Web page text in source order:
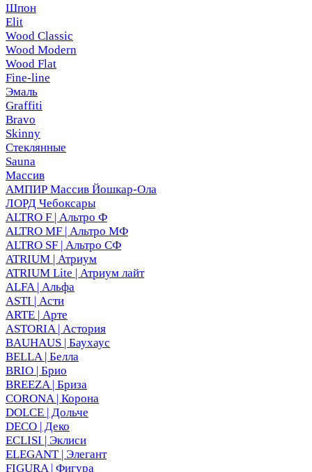
Шпон
Elit
Wood Classic
Wood Modern
Wood Flat
Fine-line
Эмаль
Graffiti
Bravo
Skinny
Стеклянные
Sauna
Массив
АМПИР Массив Йошкар-Ола
ЛОРД Чебоксары
ALTRO F | Альтро Ф
ALTRO MF | Альтро МФ
ALTRO SF | Альтро СФ
ATRIUM | Атриум
ATRIUM Lite | Атриум лайт
ALFA | Альфа
ASTI | Асти
ARTE | Арте
ASTORIA | Астория
BAUHAUS | Баухаус
BELLA | Белла
BRIO | Брио
BREEZA | Бриза
CORONA | Корона
DOLCE | Дольче
DECO | Деко
ECLISI | Эклиси
ELEGANT | Элегант
FIGURA | Фигура